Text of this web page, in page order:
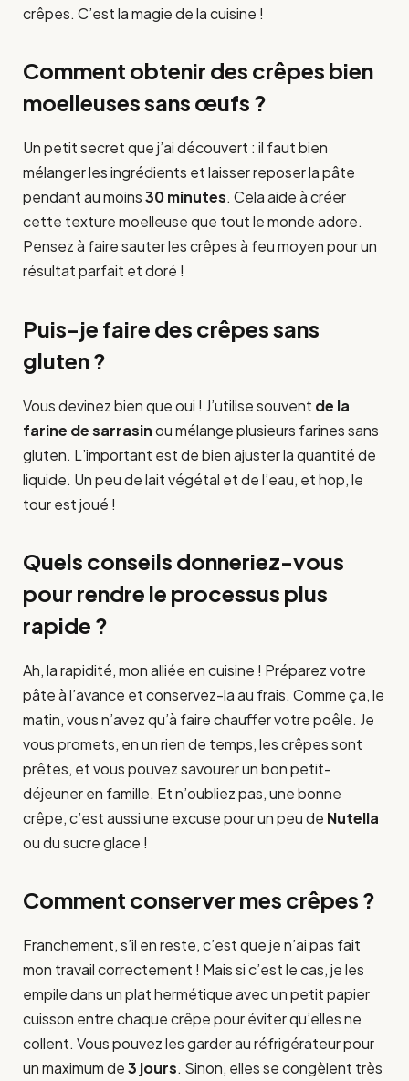
crêpes. C’est la magie de la cuisine !
Comment obtenir des crêpes bien
moelleuses sans œufs ?
Un petit secret que j’ai découvert : il faut bien
mélanger les ingrédients et laisser reposer la pâte
pendant au moins30 minutes. Cela aide à créer
cette texture moelleuse que tout le monde adore.
Pensez à faire sauter les crêpes à feu moyen pour un
résultat parfait et doré !
Puis-je faire des crêpes sans
gluten ?
Vous devinez bien que oui ! J’utilise souvent de la
farine de sarrasinou mélange plusieurs farines sans
gluten. L’important est de bien ajuster la quantité de
liquide. Un peu de lait végétal et de l’eau, et hop, le
tour est joué !
Quels conseils donneriez-vous
pour rendre le processus plus
rapide ?
Ah, la rapidité, mon alliée en cuisine ! Préparez votre
pâte à l’avance et conservez-la au frais. Comme ça, le
matin, vous n’avez qu’à faire chauffer votre poêle. Je
vous promets, en un rien de temps, les crêpes sont
prêtes, et vous pouvez savourer un bon petit-
déjeuner en famille. Et n’oubliez pas, une bonne
crêpe, c’est aussi une excuse pour un peu de Nutella
ou du sucre glace !
Comment conserver mes crêpes ?
Franchement, s’il en reste, c’est que je n’ai pas fait
mon travail correctement ! Mais si c’est le cas, je les
empile dans un plat hermétique avec un petit papier
cuisson entre chaque crêpe pour éviter qu’elles ne
collent. Vous pouvez les garder au réfrigérateur pour
un maximum de3 jours. Sinon, elles se congèlent très